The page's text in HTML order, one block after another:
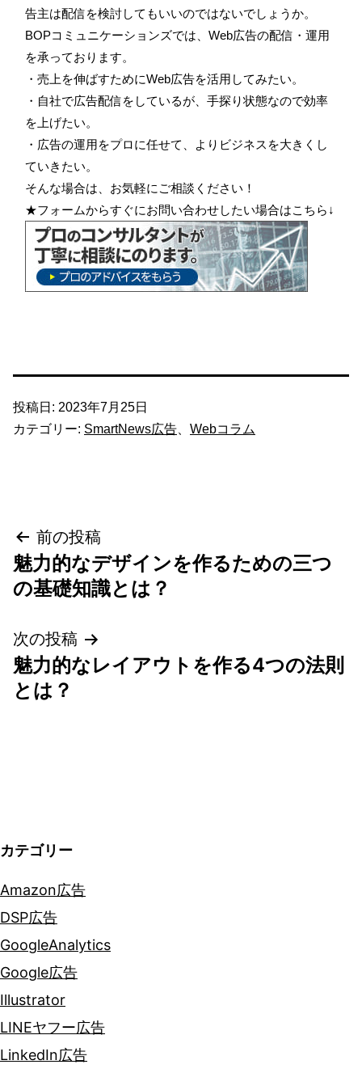
告主は配信を検討してもいいのではないでしょうか。
BOPコミュニケーションズでは、Web広告の配信・運用
を承っております。
・売上を伸ばすためにWeb広告を活用してみたい。
・自社で広告配信をしているが、手探り状態なので効率
を上げたい。
・広告の運用をプロに任せて、よりビジネスを大きくし
ていきたい。
そんな場合は、お気軽にご相談ください！
★フォームからすぐにお問い合わせしたい場合はこちら↓
投稿日: 2023年7月25日
カテゴリー: SmartNews広告、 Webコラム
投
稿
ビ
ゲ
ン
前の投稿
魅力的なデザインを作るための三つ
の基礎知識とは？
次の投稿
魅力的なレイアウトを作る4つの法則
とは？
カテゴリー
Amazon広告
DSP広告
GoogleAnalytics
Google広告
Illustrator
LINEヤフー広告
LinkedIn広告